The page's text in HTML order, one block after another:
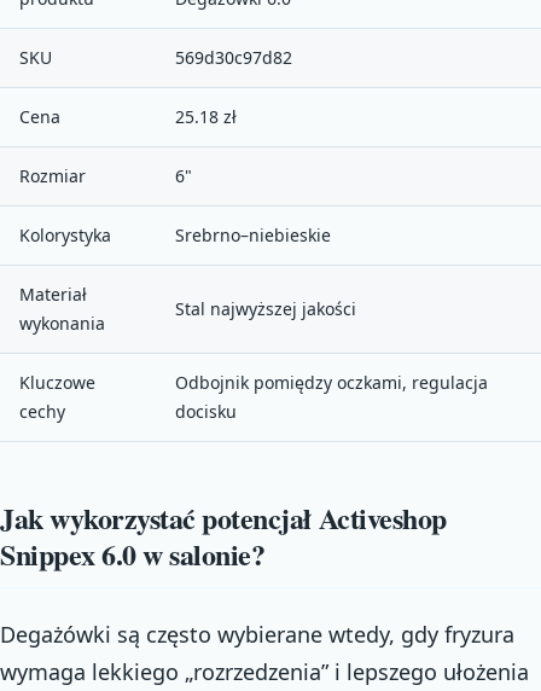
SKU 569d30c97d82
Cena 25.18 zł
Rozmiar 6"
Kolorystyka Srebrno–niebieskie
Materiał
wykonania
Stal najwyższej jakości
Kluczowe
cechy
Odbojnik pomiędzy oczkami, regulacja
docisku
Jak wykorzystać potencjał Activeshop
Snippex 6.0 w salonie?
Degażówki są często wybierane wtedy, gdy fryzura
wymaga lekkiego „rozrzedzenia” i lepszego ułożenia